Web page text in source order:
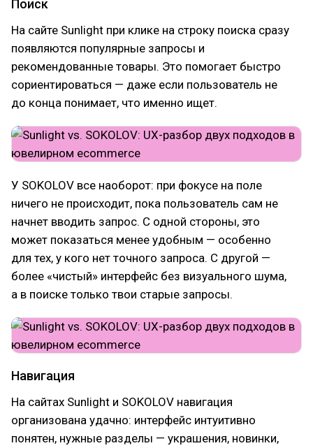
Поиск
На сайте Sunlight при клике на строку поиска сразу
появляются популярные запросы и
рекомендованные товары. Это помогает быстро
сориентироваться — даже если пользователь не
до конца понимает, что именно ищет.
У SOKOLOV все наоборот: при фокусе на поле
ничего не происходит, пока пользователь сам не
начнет вводить запрос. С одной стороны, это
может показаться менее удобным — особенно
для тех, у кого нет точного запроса. С другой —
более «чистый» интерфейс без визуального шума,
а в поиске только твои старые запросы.
Навигация
На сайтах Sunlight и SOKOLOV навигация
организована удачно: интерфейс интуитивно
понятен, нужные разделы — украшения, новинки,